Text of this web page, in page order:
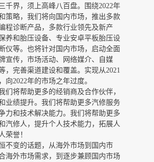
千界，须上高峰八百盘。围绕2022年
策略，我们将向国内市场，推出多款
程诊断产品，多款行业领先及新产
养和胎压设备、专业安卓平板胎压设
仪等。也将针对国内市场，启动全面
宣传，市场活动、网络媒介、自媒
，完善渠道建设和覆盖。实现从2021
向2022年的市场之年过度。
们将帮助更多的经销商及合作伙伴，
业绩提升。我们将帮助更多汽修服务
力和技术解决能力。我们将帮助更多
汽修人，提升个人技术能力，拓展人
荣誉！
不变的话题，从海外市场到国内市
海外市场需求，到逐步兼顾国内市场